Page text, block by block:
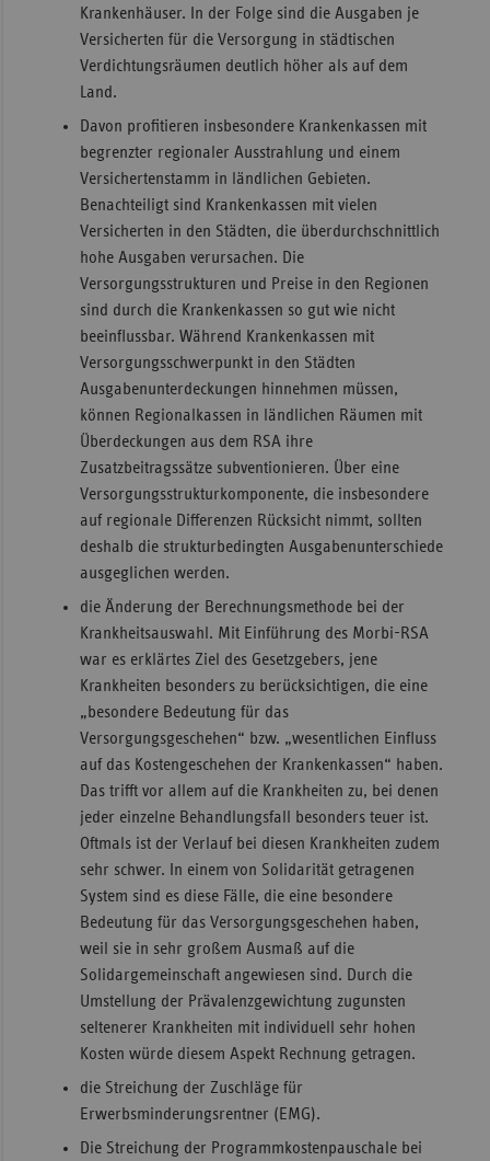
Krankenhäuser. In der Folge sind die Ausgaben je
Versicherten für die Versorgung in städtischen
Verdichtungsräumen deutlich höher als auf dem
Land.
Davon profitieren insbesondere Krankenkassen mit
begrenzter regionaler Ausstrahlung und einem
Versichertenstamm in ländlichen Gebieten.
Benachteiligt sind Krankenkassen mit vielen
Versicherten in den Städten, die überdurchschnittlich
hohe Ausgaben verursachen. Die
Versorgungsstrukturen und Preise in den Regionen
sind durch die Krankenkassen so gut wie nicht
beeinflussbar. Während Krankenkassen mit
Versorgungsschwerpunkt in den Städten
Ausgabenunterdeckungen hinnehmen müssen,
können Regionalkassen in ländlichen Räumen mit
Überdeckungen aus dem RSA ihre
Zusatzbeitragssätze subventionieren. Über eine
Versorgungsstrukturkomponente, die insbesondere
auf regionale Differenzen Rücksicht nimmt, sollten
deshalb die strukturbedingten Ausgabenunterschiede
ausgeglichen werden.
die Änderung der Berechnungsmethode bei der
Krankheitsauswahl. Mit Einführung des Morbi-RSA
war es erklärtes Ziel des Gesetzgebers, jene
Krankheiten besonders zu berücksichtigen, die eine
„besondere Bedeutung für das
Versorgungsgeschehen“ bzw. „wesentlichen Einfluss
auf das Kostengeschehen der Krankenkassen“ haben.
Das trifft vor allem auf die Krankheiten zu, bei denen
jeder einzelne Behandlungsfall besonders teuer ist.
Oftmals ist der Verlauf bei diesen Krankheiten zudem
sehr schwer. In einem von Solidarität getragenen
System sind es diese Fälle, die eine besondere
Bedeutung für das Versorgungsgeschehen haben,
weil sie in sehr großem Ausmaß auf die
Solidargemeinschaft angewiesen sind. Durch die
Umstellung der Prävalenzgewichtung zugunsten
seltenerer Krankheiten mit individuell sehr hohen
Kosten würde diesem Aspekt Rechnung getragen.
die Streichung der Zuschläge für
Erwerbsminderungsrentner (EMG).
Die Streichung der Programmkostenpauschale bei